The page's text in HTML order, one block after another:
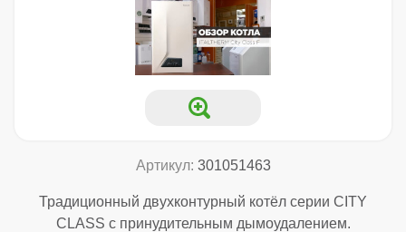
Артикул: 301051463
Традиционный двухконтурный котёл серии CITY
CLASS с принудительным дымоудалением.